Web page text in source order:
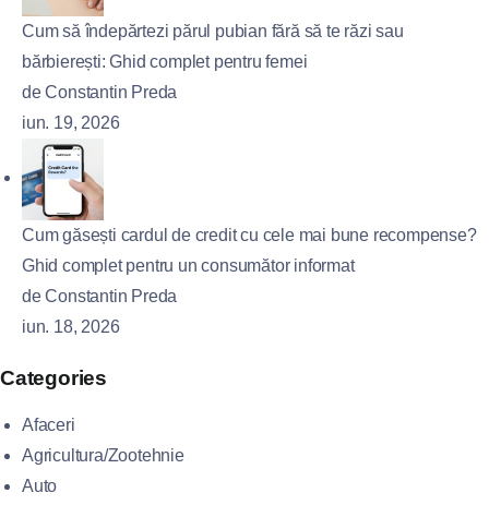
Cum să îndepărtezi părul pubian fără să te răzi sau
bărbierești: Ghid complet pentru femei
de Constantin Preda
iun. 19, 2026
Cum găsești cardul de credit cu cele mai bune recompense?
Ghid complet pentru un consumător informat
de Constantin Preda
iun. 18, 2026
Categories
Afaceri
Agricultura/Zootehnie
Auto